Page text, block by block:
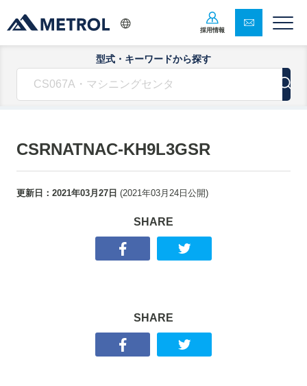
採用情報
型式・キーワードから探す
CSRNATNAC-KH9L3GSR
更新日： 2021年03月27日 (2021年03月24日 公開)
SHARE
SHARE